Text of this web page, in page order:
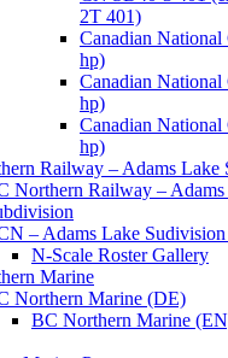
2T 401)
Canadian
hp)
Canadian
hp)
Canadian
hp)
Railway – Adams Lake
Northern Railway –
– Adams Lake Sudivision
N-Scale Roster Gallery
Marine
Northern Marine (DE)
BC Northern Marine